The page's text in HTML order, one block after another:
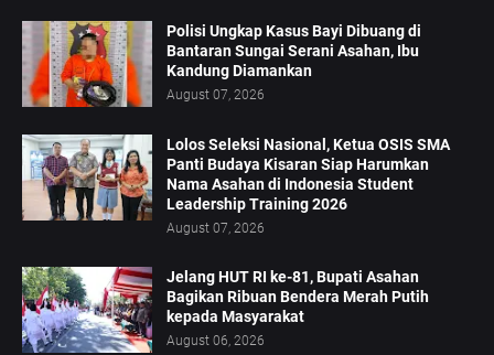
Polisi Ungkap Kasus Bayi Dibuang di
Bantaran Sungai Serani Asahan, Ibu
Kandung Diamankan
August 07, 2026
Lolos Seleksi Nasional, Ketua OSIS SMA
Panti Budaya Kisaran Siap Harumkan
Nama Asahan di Indonesia Student
Leadership Training 2026
August 07, 2026
Jelang HUT RI ke-81, Bupati Asahan
Bagikan Ribuan Bendera Merah Putih
kepada Masyarakat
August 06, 2026